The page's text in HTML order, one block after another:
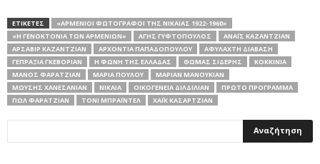
ΕΤΙΚΕΤΕΣ
«ΑΡΜΈΝΙΟΙ ΦΩΤΟΓΡΆΦΟΙ ΤΗΣ ΝΊΚΑΙΑΣ 1922-1960»
«Η ΓΕΝΟΚΤΟΝΊΑ ΤΩΝ ΑΡΜΕΝΊΩΝ»
ΆΓΗΣ ΓΥΦΤΌΠΟΥΛΟΣ
ΑΝΑΪ́Σ ΚΑΖΑΝΤΖΙΆΝ
ΑΡΣΑΒΊΡ ΚΑΖΑΝΤΖΙΆΝ
ΑΡΧΟΝΤΊΑ ΠΑΠΑΔΟΠΟΎΛΟΥ
ΑΦΥΛΑΧΤΗ ΔΙΑΒΑΣΗ
ΓΕΠΡΑΞΊΑ ΓΚΕΒΟΡΙΆΝ
Η ΦΩΝΗ ΤΗΣ ΕΛΛΑΔΑΣ ΘΩΜΆΣ ΣΊΔΕΡΗΣ
ΚΟΚΚΙΝΙΆ
ΜΆΝΟΣ ΦΑΡΑΤΖΙΆΝ
ΜΑΡΊΑ ΠΟΎΛΟΥ
ΜΑΡΙΆΝ ΜΑΝΟΥΚΙΆΝ
ΜΩΥΣΉΣ ΧΑΝΕΣΑΝΙΆΝ
ΝΊΚΑΙΑ ΟΙΚΟΓΈΝΕΙΑ ΔΙΛΔΙΛΙΆΝ
ΠΡΩΤΟ ΠΡΟΓΡΑΜΜΑ
ΠΩΛ ΦΑΡΑΤΖΙΆΝ
ΤΌΝΙ ΜΠΡΆΙΝΤΕΛ ΧΆΙΚ ΚΑΣΑΡΤΖΙΆΝ